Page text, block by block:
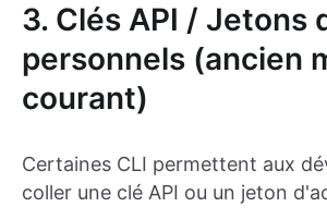
3. Clés API / Jetons
personnels (ancien
courant)
Certaines CLI permettent aux
coller une clé API ou un jeton